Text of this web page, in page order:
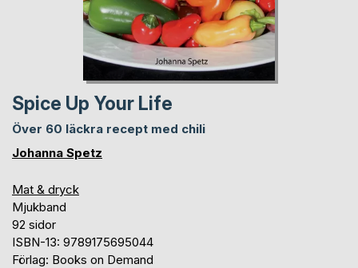
Spice Up Your Life
Över 60 läckra recept med chili
Johanna Spetz
Mat & dryck
Mjukband
92 sidor
ISBN-13: 9789175695044
Förlag: Books on Demand